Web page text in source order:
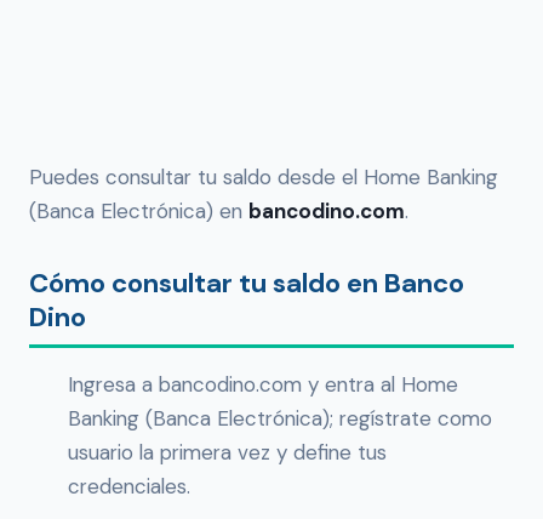
Puedes consultar tu saldo desde el Home Banking
(Banca Electrónica) en bancodino.com.
Cómo consultar tu saldo en Banco
Dino
Ingresa a bancodino.com y entra al Home
Banking (Banca Electrónica); regístrate como
usuario la primera vez y define tus
credenciales.